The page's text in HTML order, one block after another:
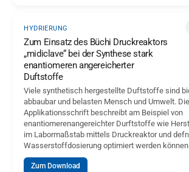
HYDRIERUNG
Zum Einsatz des Büchi Druckreaktors
„midiclave“ bei der Synthese stark
enantiomeren angereicherter
Duftstoffe
Viele synthetisch hergestellte Duftstoffe sind
abbaubar und belasten Mensch und Umwelt.
Applikationsschrift beschreibt am Beispiel von
enantiomerenangereichter Durftstoffe wie
im Labormaßstab mittels Druckreaktor und
Wasserstoffdosierung optimiert werden
Zum Download